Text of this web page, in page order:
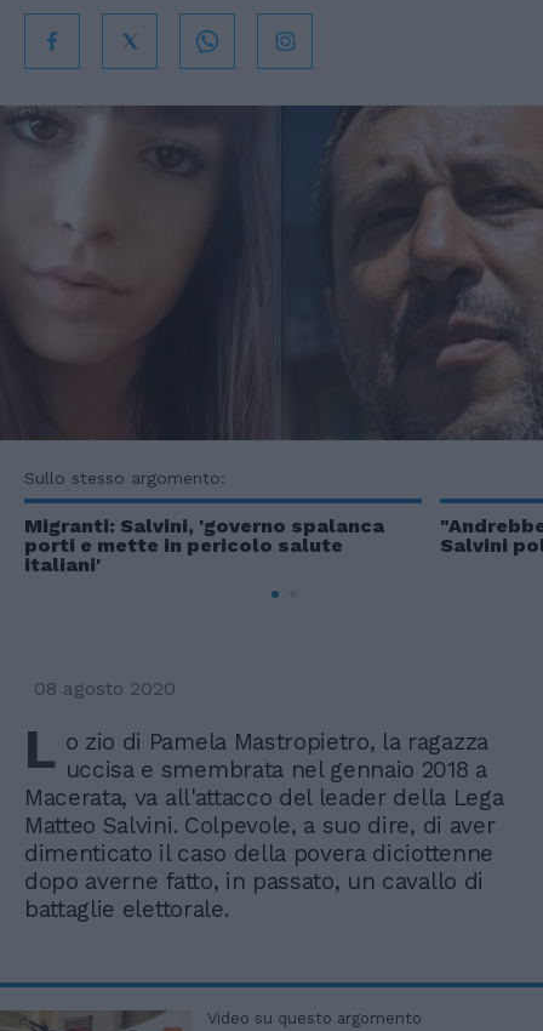
Sullo stesso argomento:
Migranti: Salvini, 'governo spalanca
porti e mette in pericolo salute
italiani'
Salvini
08 agosto 2020
L o zio di Pamela Mastropietro, la ragazza
uccisa e smembrata nel gennaio 2018 a
Macerata, va all'attacco del leader della Lega
Matteo Salvini. Colpevole, a suo dire, di aver
dimenticato il caso della povera diciottenne
dopo averne fatto, in passato, un cavallo di
battaglie elettorale.
Video su questo argomento